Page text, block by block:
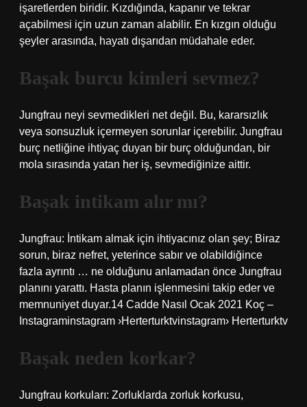
işaretlerden biridir. Kızdığında, kapanır ve tekrar
açabilmesi için uzun zaman alabilir. En kızgın olduğu
şeyler arasında, hayatı dışarıdan müdahale eder.
Başak burcu kimleri sevmez?
Jungfrau neyi sevmedikleri net değil. Bu, kararsızlık
veya sonsuzluk içermeyen sorunlar içerebilir. Jungfrau
burç netliğine ihtiyaç duyan bir burç olduğundan, bir
mola sırasında yatan her iş, sevmediğinize aittir.
Başak intikam alır mı?
Jungfrau: İntikam almak için ihtiyacınız olan şey; Biraz
sorun, biraz nefret, yeterince sabır ve olabildiğince
fazla ayrıntı … ne olduğunu anlamadan önce Jungfrau
planını yarattı. Hasta planın işlenmesini takip eder ve
memnuniyet duyar.14 Cadde Nasıl Ocak 2021 Koç –
Instagraminstagram ›Herterturktvinstagram› Herterturktv
Başak neden korkar?
Jungfrau korkuları: Zorluklarda zorluk korkusu,